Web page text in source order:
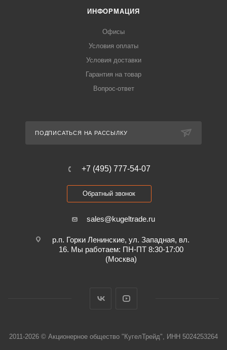
ИНФОРМАЦИЯ
Офисы
Условия оплаты
Условия доставки
Гарантия на товар
Вопрос-ответ
ПОДПИСАТЬСЯ НА РАССЫЛКУ
+7 (495) 777-54-07
Обратный звонок
sales@kugeltrade.ru
р.п. Горки Ленинские, ул. Западная, вл.
16. Мы работаем: ПН-ПТ 8:30-17:00
(Москва)
2011-2026 © Акционерное общество "КугелТрейд", ИНН 5024253264